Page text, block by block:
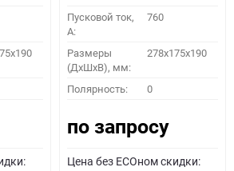
Пусковой ток,
A:
760
Размеры
(ДхШхВ), мм:
278x175x190
Полярность: 0
по запросу
Цена без ECOном скидки: